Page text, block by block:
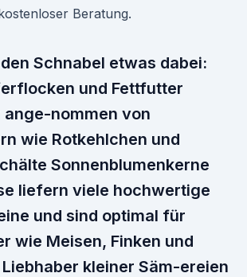
Beratung.
Schnabel etwas dabei:
und Fettfutter
nommen von
wie Rotkehlchen und
Sonnenblumenkerne
liefern viele hochwertige
und sind optimal für
wie Meisen, Finken und
kleiner Säm-ereien